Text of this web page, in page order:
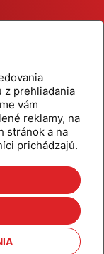
z prehliadania
vám
reklamy, na
stránok a na
prichádzajú.
tipy